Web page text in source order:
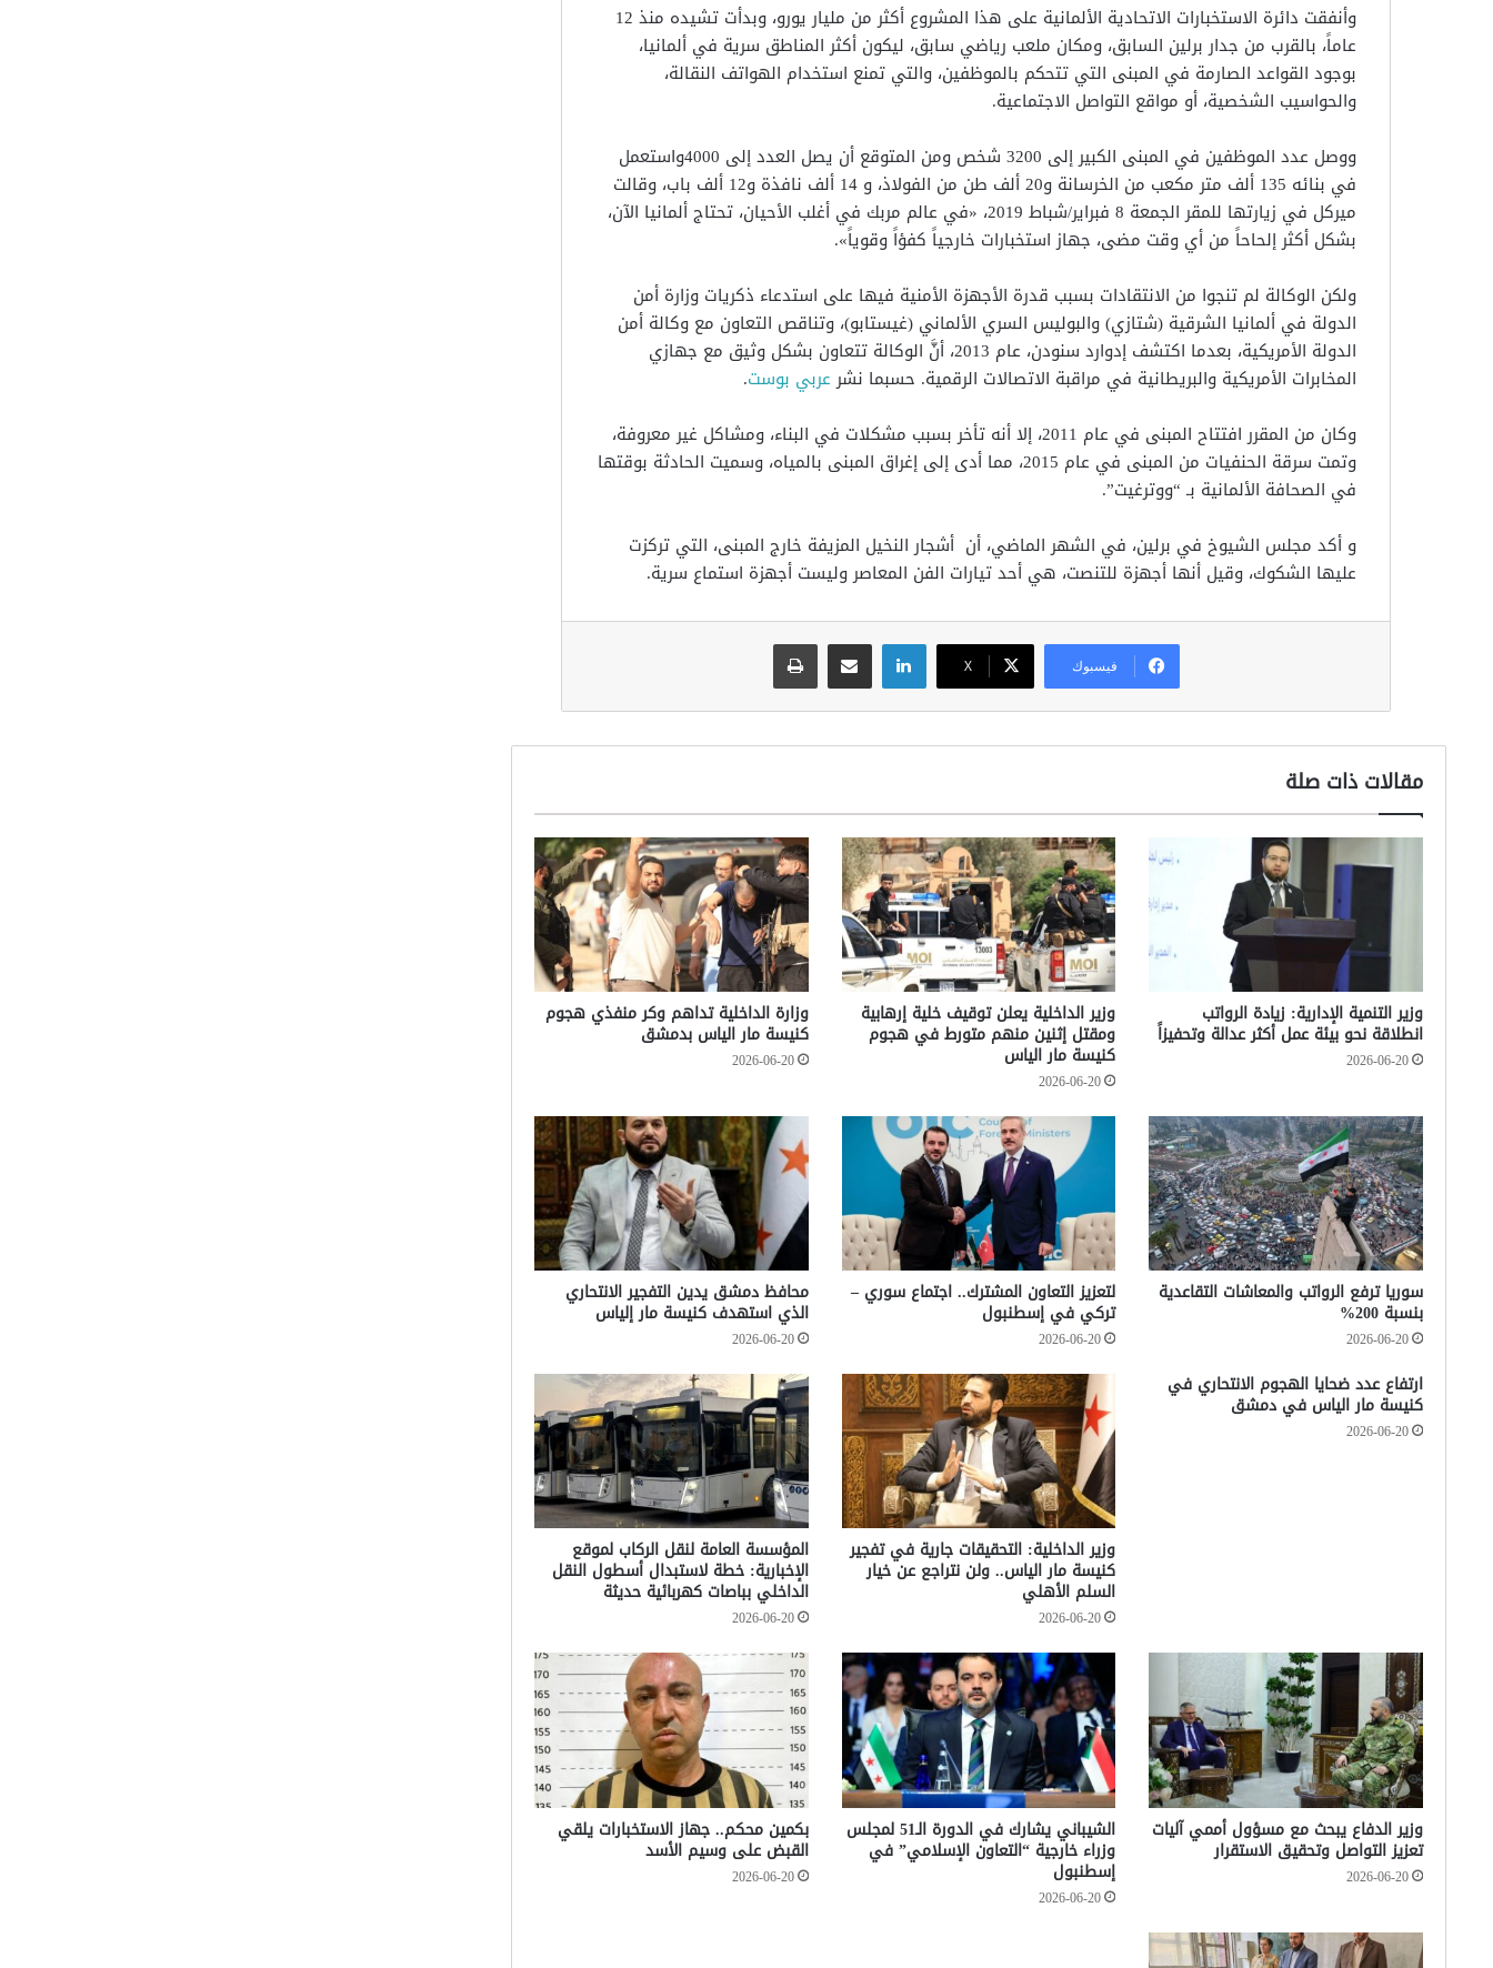
وأنفقت دائرة الاستخبارات الاتحادية الألمانية على هذا المشروع أكثر من مليار يورو، وبدأت تشيده منذ 12
عاماً، بالقرب من جدار برلين السابق، ومكان ملعب رياضي سابق، ليكون أكثر المناطق سرية في ألمانيا،
بوجود القواعد الصارمة في المبنى التي تتحكم بالموظفين، والتي تمنع استخدام الهواتف النقالة،
والحواسيب الشخصية، أو مواقع التواصل الاجتماعية.
ووصل عدد الموظفين في المبنى الكبير إلى 3200 شخص ومن المتوقع أن يصل العدد إلى 4000واستعمل
في بنائه 135 ألف متر مكعب من الخرسانة و20 ألف طن من الفولاذ، و 14 ألف نافذة و12 ألف باب، وقالت
ميركل في زيارتها للمقر الجمعة 8 فبراير/شباط 2019، «في عالم مربك في أغلب الأحيان، تحتاج ألمانيا الآن،
بشكل أكثر إلحاحاً من أي وقت مضى، جهاز استخبارات خارجياً كفؤاً وقوياً».
ولكن الوكالة لم تنجوا من الانتقادات بسبب قدرة الأجهزة الأمنية فيها على استدعاء ذكريات وزارة أمن
الدولة في ألمانيا الشرقية (شتازي) والبوليس السري الألماني (غيستابو)، وتناقص التعاون مع وكالة أمن
الدولة الأمريكية، بعدما اكتشف إدوارد سنودن، عام 2013، أنَّ الوكالة تتعاون بشكل وثيق مع جهازي
المخابرات الأمريكية والبريطانية في مراقبة الاتصالات الرقمية. حسبما نشرعربي بوست.
وكان من المقرر افتتاح المبنى في عام 2011، إلا أنه تأخر بسبب مشكلات في البناء، ومشاكل غير معروفة،
وتمت سرقة الحنفيات من المبنى في عام 2015، مما أدى إلى إغراق المبنى بالمياه، وسميت الحادثة بوقتها
في الصحافة الألمانية بـ “ووترغيت”.
و أكد مجلس الشيوخ في برلين، في الشهر الماضي، أن أشجار النخيل المزيفة خارج المبنى، التي تركزت
عليها الشكوك، وقيل أنها أجهزة للتنصت، هي أحد تيارات الفن المعاصر وليست أجهزة استماع سرية.
فيسبوك ‫X
لينكدإنمشاركة عبر البريد طباعة
مقالات ذات صلة
وزير التنمية الإدارية: زيادة الرواتب
انطلاقة نحو بيئة عمل أكثر عدالة وتحفيزاً
2026-06-20
وزير الداخلية يعلن توقيف خلية إرهابية
ومقتل إثنين منهم متورط في هجوم
كنيسة مار الياس
2026-06-20
وزارة الداخلية تداهم وكر منفذي هجوم
كنيسة مار الياس بدمشق
2026-06-20
سوريا ترفع الرواتب والمعاشات التقاعدية
بنسبة 200%
2026-06-20
لتعزيز التعاون المشترك.. اجتماع سوري –
تركي في إسطنبول
2026-06-20
محافظ دمشق يدين التفجير الانتحاري
الذي استهدف كنيسة مار إلياس
2026-06-20
ارتفاع عدد ضحايا الهجوم الانتحاري في
كنيسة مار الياس في دمشق
2026-06-20
وزير الداخلية: التحقيقات جارية في تفجير
كنيسة مار الياس.. ولن نتراجع عن خيار
السلم الأهلي
2026-06-20
المؤسسة العامة لنقل الركاب لموقع
الإخبارية: خطة لاستبدال أسطول النقل
الداخلي بباصات كهربائية حديثة
2026-06-20
وزير الدفاع يبحث مع مسؤول أممي آليات
تعزيز التواصل وتحقيق الاستقرار
2026-06-20
الشيباني يشارك في الدورة الـ51 لمجلس
وزراء خارجية “التعاون الإسلامي” في
إسطنبول
2026-06-20
بكمين محكم.. جهاز الاستخبارات يلقي
القبض على وسيم الأسد
2026-06-20